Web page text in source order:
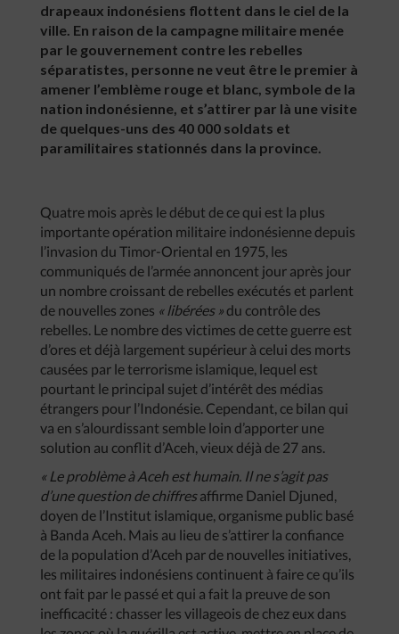
drapeaux indonésiens flottent dans le ciel de la
ville. En raison de la campagne militaire menée
par le gouvernement contre les rebelles
séparatistes, personne ne veut être le premier à
amener l’emblème rouge et blanc, symbole de la
nation indonésienne, et s’attirer par là une visite
de quelques-uns des 40 000 soldats et
paramilitaires stationnés dans la province.
Quatre mois après le début de ce qui est la plus
importante opération militaire indonésienne depuis
l’invasion du Timor-Oriental en 1975, les
communiqués de l’armée annoncent jour après jour
un nombre croissant de rebelles exécutés et parlent
de nouvelles zones « libérées » du contrôle des
rebelles. Le nombre des victimes de cette guerre est
d’ores et déjà largement supérieur à celui des morts
causées par le terrorisme islamique, lequel est
pourtant le principal sujet d’intérêt des médias
étrangers pour l’Indonésie. Cependant, ce bilan qui
va en s’alourdissant semble loin d’apporter une
solution au conflit d’Aceh, vieux déjà de 27 ans.
« Le problème à Aceh est humain. Il ne s’agit pas
d’une question de chiffresaffirme Daniel Djuned,
doyen de l’Institut islamique, organisme public basé
à Banda Aceh. Mais au lieu de s’attirer la confiance
de la population d’Aceh par de nouvelles initiatives,
les militaires indonésiens continuent à faire ce qu’ils
ont fait par le passé et qui a fait la preuve de son
inefficacité : chasser les villageois de chez eux dans